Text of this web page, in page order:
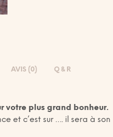
AVIS (0) Q & R
votre plus grand bonheur.
et c’est sur …. il sera à son